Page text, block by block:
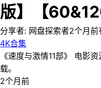
版】【
分享者: 网盘探索者2个月前
4K合集
《速度与激情11部》 电影
载。
2个月前